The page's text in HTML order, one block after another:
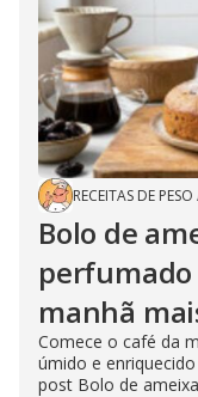
RECEITAS DE PESO
Bolo de
perfumado
manhã
Comece o café da
úmido e
post Bolo de